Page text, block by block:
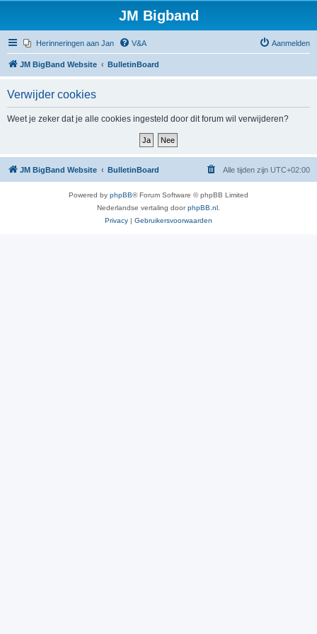
JM Bigband
Herinneringen aan Jan V&A Aanmelden
JM BigBand Website BulletinBoard
Verwijder cookies
Weet je zeker dat je alle cookies ingesteld door dit forum wil verwijderen?
JM BigBand Website BulletinBoard Alle tijden zijn UTC+02:00
Powered by phpBB® Forum Software © phpBB Limited
Nederlandse vertaling doorphpBB.nl
Privacy | Gebruikersvoorwaarden